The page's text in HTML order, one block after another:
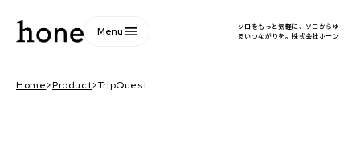
Menumenu
ソロをもっと気軽に、ソロからゆ
るいつながりを。株式会社ホーン
Home>Product>TripQuest